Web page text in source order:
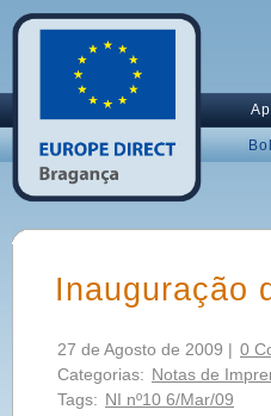
Inauguração
27 de Agosto de 2009 | 0
Categorias: Notas de
Tags: NI nº10 6/Mar/09